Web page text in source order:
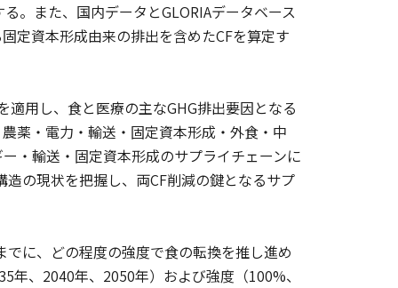
。また、国内データとGLORIAデータベース
定資本形成由来の排出を含めたCFを算定す
用し、食と医療の主なGHG排出要因となる
薬・電力・輸送・固定資本形成・外食・中
・輸送・固定資本形成のサプライチェーンに
の現状を把握し、両CF削減の鍵となるサプ
に、どの程度の強度で食の転換を推し進め
、2040年、2050年）および強度（100%、